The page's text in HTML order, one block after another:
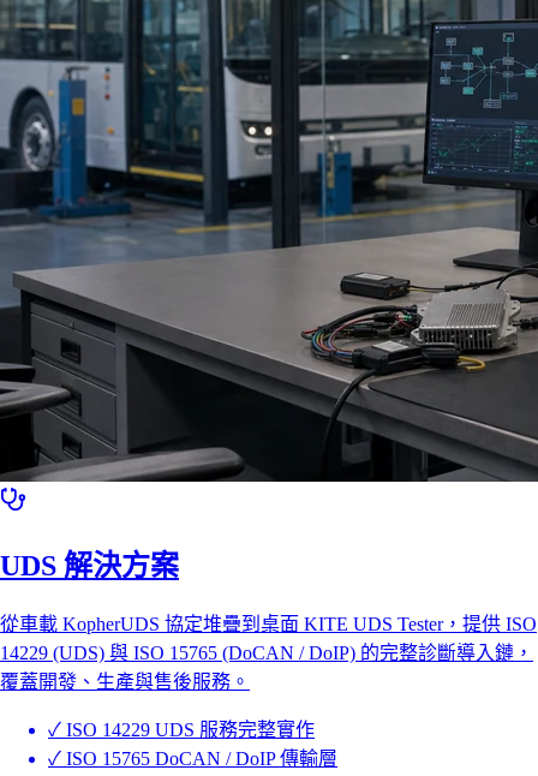
UDS 解決方案
從車載 KopherUDS 協定堆疊到桌面 KITE UDS Tester，提供 ISO
14229 (UDS) 與 ISO 15765 (DoCAN / DoIP) 的完整診斷導入鏈，
覆蓋開發、生產與售後服務。
✓ ISO 14229 UDS 服務完整實作
✓ ISO 15765 DoCAN / DoIP 傳輸層